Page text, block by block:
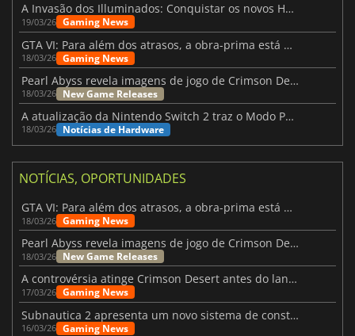
A Invasão dos Illuminados: Conquistar os novos Helldivers 2 Atualização!
19/03/26 Gaming News
GTA VI: Para além dos atrasos, a obra-prima está quase a chegar
18/03/26 Gaming News
Pearl Abyss revela imagens de jogo de Crimson Desert para a PS5
18/03/26 New Game Releases
A atualização da Nintendo Switch 2 traz o Modo Portátil aos jogos mais antigos da Switch
18/03/26 Notícias de Hardware
NOTÍCIAS, OPORTUNIDADES
GTA VI: Para além dos atrasos, a obra-prima está quase a chegar
18/03/26 Gaming News
Pearl Abyss revela imagens de jogo de Crimson Desert para a PS5
18/03/26 New Game Releases
A controvérsia atinge Crimson Desert antes do lançamento
17/03/26 Gaming News
Subnautica 2 apresenta um novo sistema de construção de bases
16/03/26 Gaming News